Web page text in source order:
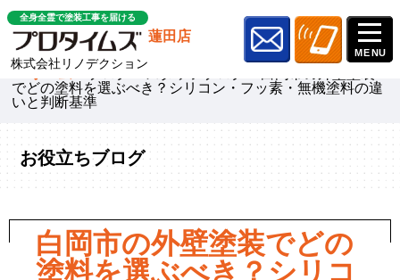
全身全霊で塗装工事を届ける
蓮田店
株式会社リノデクション
ホーム » ブログ»
でどの塗料を選ぶべき？シリコン・フッ素・無機塗料の違
いと判断基準
お役立ちブログ
白岡市の外壁塗装でどの
塗料を選ぶべき？シリコ